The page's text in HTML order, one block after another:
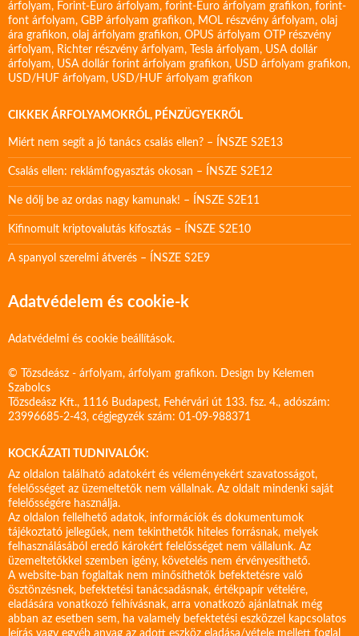
árfolyam, Forint-Euro árfolyam, forint-Euro árfolyam grafikon, forint-
font árfolyam, GBP árfolyam grafikon, MOL részvény árfolyam, olaj
ára grafikon, olaj árfolyam grafikon, OPUS árfolyam OTP részvény
árfolyam, Richter részvény árfolyam, Tesla árfolyam, USA dollár
árfolyam, USA dollár forint árfolyam grafikon, USD árfolyam grafikon,
USD/HUF árfolyam, USD/HUF árfolyam grafikon
CIKKEK ÁRFOLYAMOKRÓL, PÉNZÜGYEKRŐL
Miért nem segít a jó tanács csalás ellen? – ÍNSZE S2E13
Csalás ellen: reklámfogyasztás okosan – ÍNSZE S2E12
Ne dőlj be az ordas nagy kamunak! – ÍNSZE S2E11
Kifinomult kriptovalutás kifosztás – ÍNSZE S2E10
A spanyol szerelmi átverés – ÍNSZE S2E9
Adatvédelem és cookie-k
Adatvédelmi és cookie beállítások.
© Tőzsdeász - árfolyam, árfolyam grafikon. Design by Kelemen
Szabolcs
Tőzsdeász Kft., 1116 Budapest, Fehérvári út 133. fsz. 4., adószám:
23996685-2-43, cégjegyzék szám: 01-09-988371
KOCKÁZATI TUDNIVALÓK:
Az oldalon található adatokért és véleményekért szavatosságot,
felelősséget az üzemeltetők nem vállalnak. Az oldalt mindenki saját
felelősségére használja.
Az oldalon fellelhető adatok, információk és dokumentumok
tájékoztató jellegűek, nem tekinthetők hiteles forrásnak, melyek
felhasználásából eredő károkért felelősséget nem vállalunk. Az
üzemeltetőkkel szemben igény, követelés nem érvényesíthető.
A website-ban foglaltak nem minősíthetők befektetésre való
ösztönzésnek, befektetési tanácsadásnak, értékpapír vételére,
eladására vonatkozó felhívásnak, arra vonatkozó ajánlatnak még
abban az esetben sem, ha valamely befektetési eszközzel kapcsolatos
leírás vagy egyéb anyag az adott eszköz eladása/vétele mellett foglal